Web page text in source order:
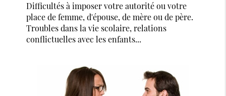
Difficultés à imposer votre autorité ou votre
place de femme, d'épouse, de mère ou de père.
Troubles dans la vie scolaire, relations
conflictuelles avec les enfants...